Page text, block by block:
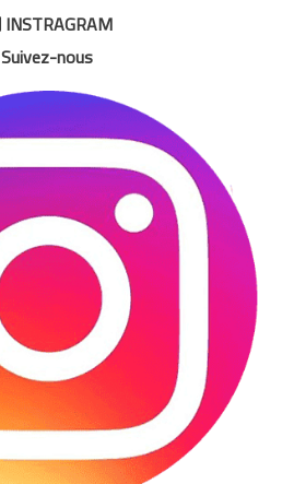
INSTRAGRAM
Suivez-nous